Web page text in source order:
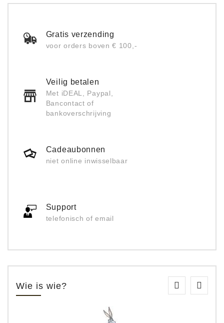
Gratis verzending
voor orders boven € 100,-
Veilig betalen
Met iDEAL, Paypal,
Bancontact of
bankoverschrijving
Cadeaubonnen
niet online inwisselbaar
Support
telefonisch of email
Wie is wie?